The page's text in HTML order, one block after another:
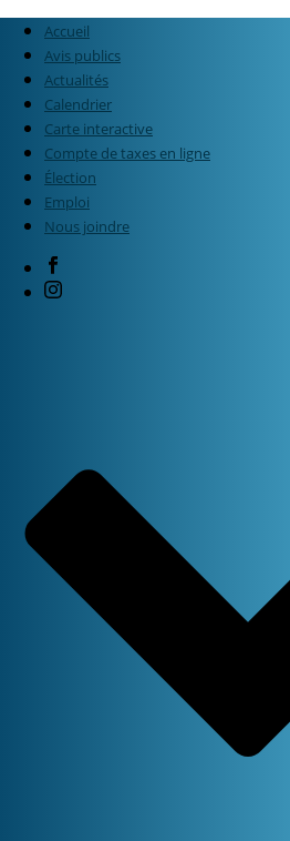
Accueil
Avis publics
Actualités
Calendrier
Carte interactive
Compte de taxes en ligne
Élection
Emploi
Nous joindre